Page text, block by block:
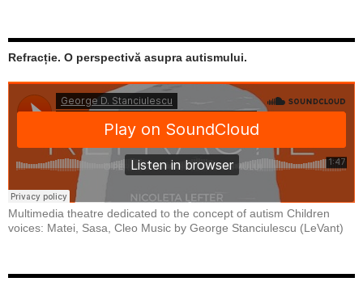
Refracție. O perspectivă asupra autismului.
Multimedia theatre dedicated to the concept of autism Children
voices: Matei, Sasa, Cleo Music by George Stanciulescu (LeVant)